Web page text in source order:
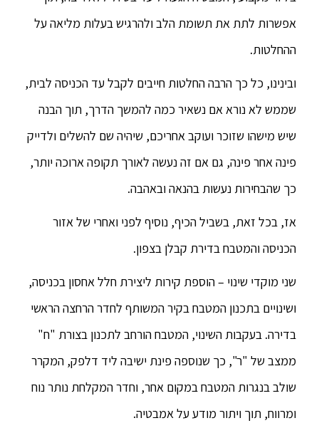
אפשרות לתת את תשומת הלב ולהרגיש בעלות מליאה על
ההחלטות.
ובינינו, כל כך הרבה החלטות חייבים לקבל עד הכניסה לבית,
שממש לא נורא אם נשאיר כמה להמשך הדרך, תוך הבנה
שיש מישהו שזוכר ועוקב אחריכם, שיהיה שם להשלים ולדייק
פינה אחר פינה, גם אם זה נעשה לאורך תקופה ארוכה יותר,
כך שהבחירות נעשות בהנאה ובאהבה.
אז, בכל זאת, בשביל הכיף, נוסיף לפני ואחרי של אזור
הכניסה והמטבח בדירת קבלן בצפון.
שני מוקדי שינוי – הוספת קירות ליצירת חלל אחסון בכניסה,
ושינויים בתכנון המטבח בקיר המשותף לחדר הרחצה הראשי
בדירה. בעקבות השינוי, המטבח הורחב לתכנון בצורת "ח"
ממצב של "ר", כך שנוספה פינת ישיבה ליד דלפק, המקרר
שולב בנגרות המטבח במקום אחר, וחדר המקלחת נותר נוח
ומרווח, תוך ויתור מודע על אמבטיה.